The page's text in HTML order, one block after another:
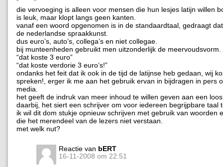
die vervoeging is alleen voor mensen die hun lesjes latijn willen
is leuk, maar klopt langs geen kanten.
vanaf een woord opgenomen is in de standaardtaal, gedraagt
de nederlandse spraakkunst.
dus euro’s, auto’s, collega’s en niet collegae.
bij munteenheden gebruikt men uitzonderlijk de meervoudsvorm.
“dat koste 3 euro”
“dat koste verdorie 3 euro’s!”
ondanks het feit dat ik ook in de tijd de latijnse heb gedaan, wij
spreken!, erger ik me aan het gebruik ervan in bijdragen in pers
media.
het geeft de indruk van meer inhoud te willen geven aan een
daarbij, het siert een schrijver om voor iedereen begrijpbare taal
ik wil dit dom stukje opnieuw schrijven met gebruik van woorden
die het merendeel van de lezers niet verstaan.
met welk nut?
Reactie van bERT
16-11-2008 om 22:51